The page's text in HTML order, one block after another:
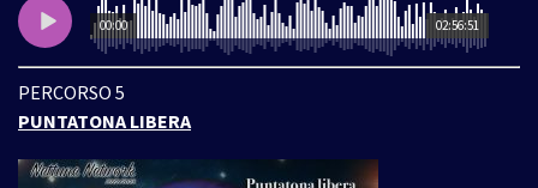
02:56:51
00:00
PERCORSO 5
PUNTATONA LIBERA